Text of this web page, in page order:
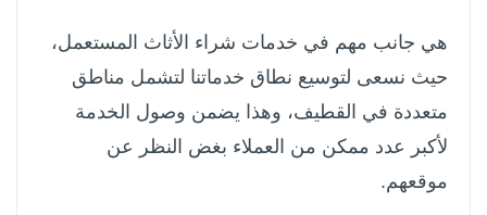
هي جانب مهم في خدمات شراء الأثاث المستعمل،
حيث نسعى لتوسيع نطاق خدماتنا لتشمل مناطق
متعددة في القطيف، وهذا يضمن وصول الخدمة
لأكبر عدد ممكن من العملاء بغض النظر عن
موقعهم.